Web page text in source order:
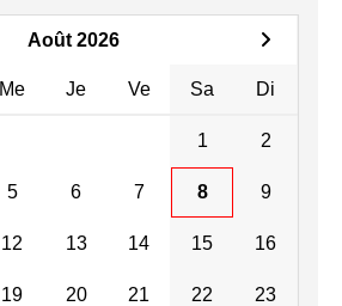
Août 2026
Me Je Ve Sa Di
1 2
5 6 7 8 9
12 13 14 15 16
19 20 21 22 23